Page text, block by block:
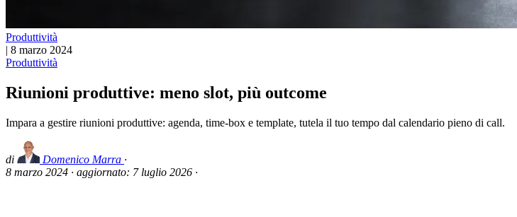
Produttività
| 8 marzo 2024
Produttività
Riunioni produttive: meno slot, più outcome
Impara a gestire riunioni produttive: agenda, time-box e template, tutela il tuo tempo dal calendario pieno di call.
di Domenico Marra ·
8 marzo 2024 · aggiornato: 7 luglio 2026 ·